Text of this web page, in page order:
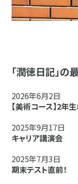
「潤徳日記」の
2026年6月2日
【美術コース】2年
2025年9月17日
キャリア講演会
2025年7月3日
期末テスト直前！